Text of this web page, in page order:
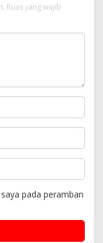
Ruas yang wajib
pada peramban